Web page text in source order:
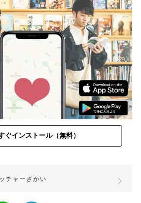
ぐインストール（無料）
チャーさかい